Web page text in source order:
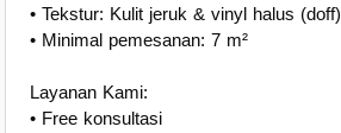
• Tekstur: Kulit jeruk & vinyl halus (doff)
• Minimal pemesanan: 7 m²
Layanan Kami:
• Free konsultasi